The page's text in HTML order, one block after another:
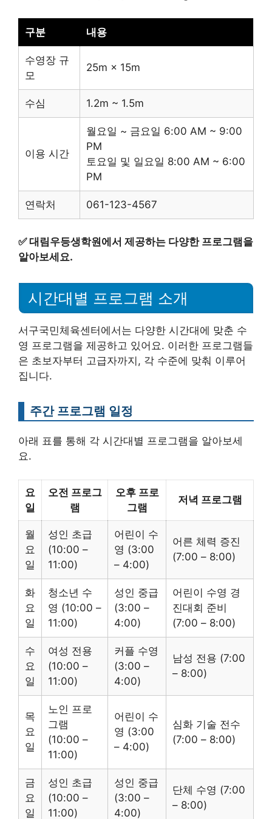
구분 내용
수영장 규
모
25m × 15m
수심 1.2m ~ 1.5m
이용 시간
월요일 ~ 금요일 6:00 AM ~ 9:00
PM
토요일 및 일요일 8:00 AM ~ 6:00
PM
연락처 061-123-4567
✅대림우등생학원에서 제공하는 다양한 프로그램을
알아보세요.
시간대별 프로그램 소개
서구국민체육센터에서는 다양한 시간대에 맞춘 수
영 프로그램을 제공하고 있어요. 이러한 프로그램들
은 초보자부터 고급자까지, 각 수준에 맞춰 이루어
집니다.
주간 프로그램 일정
아래 표를 통해 각 시간대별 프로그램을 알아보세
요.
요
일
오전 프로그
램
오후 프로
그램
저녁 프로그램
월
요
일
성인 초급
(10:00 –
11:00)
어린이 수
영 (3:00
– 4:00)
어른 체력 증진
(7:00 – 8:00)
화
요
일
청소년 수
영 (10:00 –
11:00)
성인 중급
(3:00 –
4:00)
어린이 수영 경
진대회 준비
(7:00 – 8:00)
수
요
일
여성 전용
(10:00 –
11:00)
커플 수영
(3:00 –
4:00)
남성 전용 (7:00
– 8:00)
목
요
일
노인 프로
그램
(10:00 –
11:00)
어린이 수
영 (3:00
– 4:00)
심화 기술 전수
(7:00 – 8:00)
금
요
일
성인 초급
(10:00 –
11:00)
성인 중급
(3:00 –
4:00)
단체 수영 (7:00
– 8:00)